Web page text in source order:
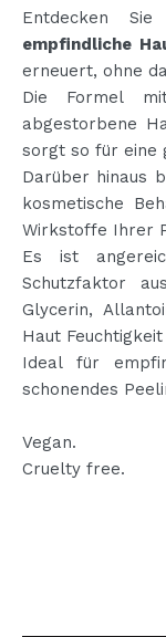
Entdecken
empfindliche
erneuert, ohne
Die Formel
abgestorbene
sorgt so für eine
Darüber hinaus
kosmetische
Wirkstoffe Ihrer
Es ist
Schutzfaktor
Glycerin,
Haut
Ideal für
schonendes
Vegan.
Cruelty free.